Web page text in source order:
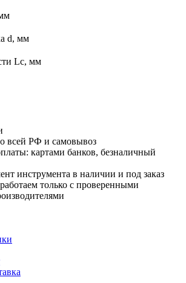
d, мм
Lc, мм
всей РФ и самовывоз
картами банков, безналичный
инструмента в наличии и под заказ
только с проверенными